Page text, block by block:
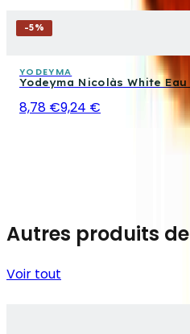
-5%
YODEYMA
Yodeyma Nicolàs White Eau
8,78 €9,24 €
Autres produits
Voir tout